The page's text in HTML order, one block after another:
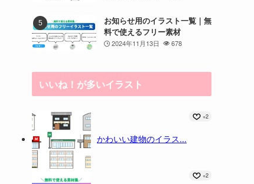
お知らせ用のイラスト一覧｜無
料で使えるフリー素材
2024年11月13日 678
いいね！が多いイラスト
かわいい建物のイラス...
+2
+2